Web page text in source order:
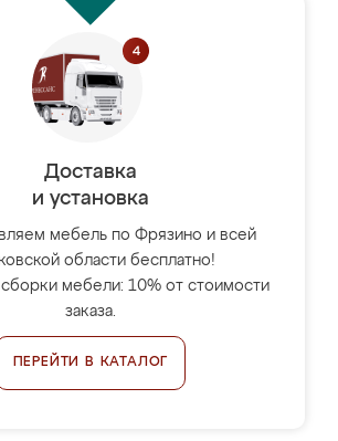
Доставка
и установка
мебель по Фрязино и всей
области бесплатно!
мебели: 10% от стоимости
заказа.
ПЕРЕЙТИ В КАТАЛОГ